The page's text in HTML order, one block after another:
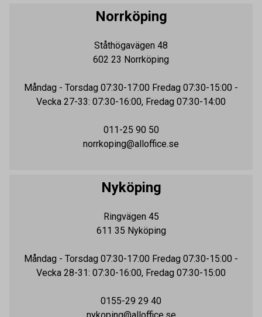
Norrköping
Ståthögavägen 48
602 23 Norrköping
Måndag - Torsdag 07:30-17:00 Fredag 07:30-15:00 -
Vecka 27-33: 07:30-16:00, Fredag 07:30-14:00
011-25 90 50
norrkoping@alloffice.se
Nyköping
Ringvägen 45
611 35 Nyköping
Måndag - Torsdag 07:30-17:00 Fredag 07:30-15:00 -
Vecka 28-31: 07:30-16:00, Fredag 07:30-15:00
0155-29 29 40